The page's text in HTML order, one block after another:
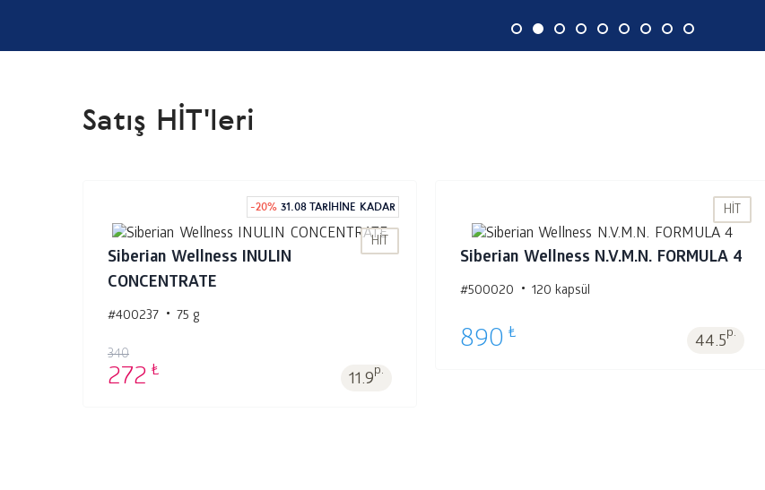
Satış HİT'leri
-20% 31.08 TARIHINE KADAR
HIT
Siberian Wellness INULIN
CONCENTRATE
#400237 75 g
340
272 ₺ 11.9p.
HIT
Siberian Wellness N.V.M.N. FORMULA 4
#500020 120 kapsül
890 ₺ 44.5p.